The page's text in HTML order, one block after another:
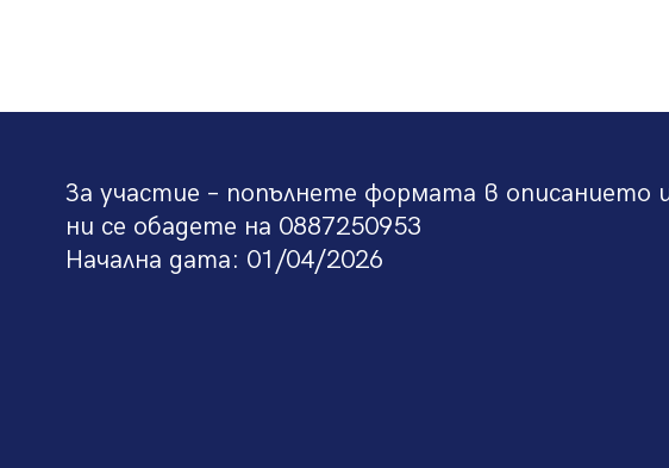
За участие – попълнете формата в описанието
ни се обадете на 0887250953
Начална дата: 01/04/2026